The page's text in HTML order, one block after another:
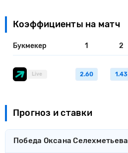
Коэффициенты на матч
Букмекер 1 2
Live 2.60 1.43
Прогноз и ставки
Победа Оксана Селехметьева